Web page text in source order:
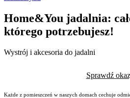
Home&You jadalnia:
którego potrzebujesz!
Wystrój i akcesoria do jadalni
Sprawdź
Każde z pomieszczeń w naszych domach cechuje